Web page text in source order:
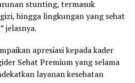
stunting, termasuk
hingga lingkungan yang sehat
jelasnya.
apresiasi kepada kader
Sehat Premium yang selama
layanan kesehatan